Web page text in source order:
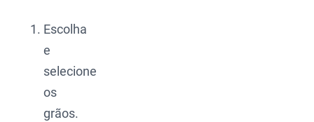
Escolha
e
selecione
os
grãos.